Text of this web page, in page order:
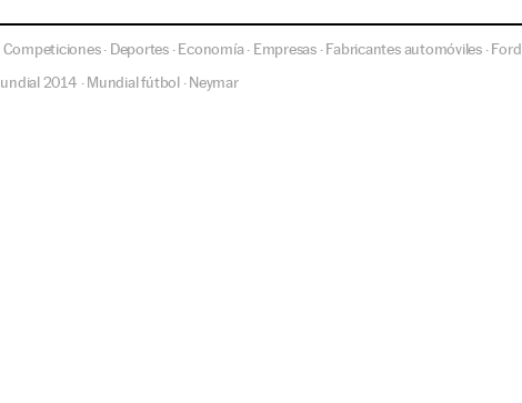
Competiciones· Deportes ·Economía· Empresas ·Fabricantes automóviles ·Ford
2014 ·Mundial fútbol·Neymar